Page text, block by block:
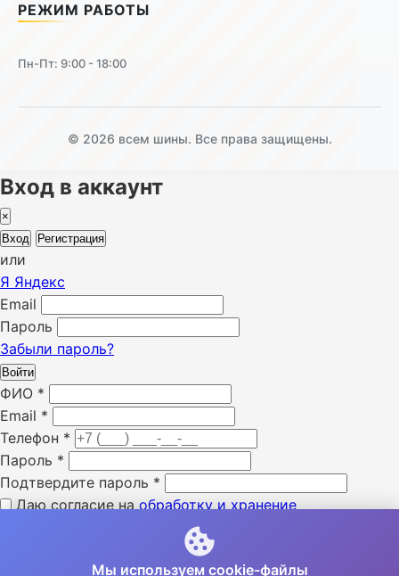
РЕЖИМ РАБОТЫ
Пн-Пт: 9:00 - 18:00
© 2026 всем шины. Все права защищены.
Вход в аккаунт
×
Вход
Регистрация
или
Я Яндекс
Email
Пароль
Забыли пароль?
Войти
ФИО *
Email *
Телефон *
Пароль *
Подтвердите пароль *
Даю согласие наобработку и хранение
политикой конфиденциальности
Я даю согласие на получение SMS уведомлений *
Мы используем cookie-файлы